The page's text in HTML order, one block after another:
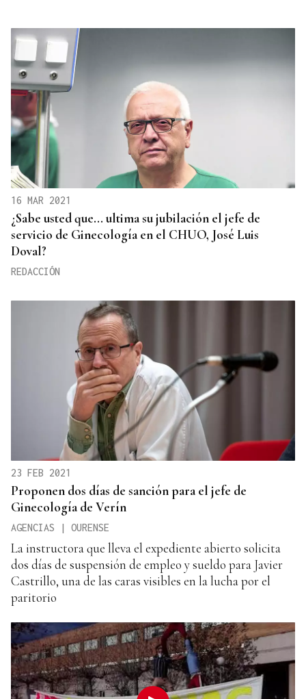
16 MAR 2021
¿Sabe usted que... ultima su jubilación el jefe de
servicio de Ginecología en el CHUO, José Luis
Doval?
REDACCIÓN
23 FEB 2021
Proponen dos días de sanción para el jefe de
Ginecología de Verín
AGENCIAS | OURENSE
La instructora que lleva el expediente abierto solicita
dos días de suspensión de empleo y sueldo para Javier
Castrillo, una de las caras visibles en la lucha por el
paritorio